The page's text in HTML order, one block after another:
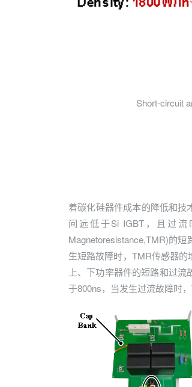
Short-circuit
着碳化硅器件成本的降低和
间远低于Si IGBT，且过
Magnetoresistance,TMR)的
生短路故障时，TMR传感器
上、下功率器件的短路和过
于800ns，当发生过流故障时